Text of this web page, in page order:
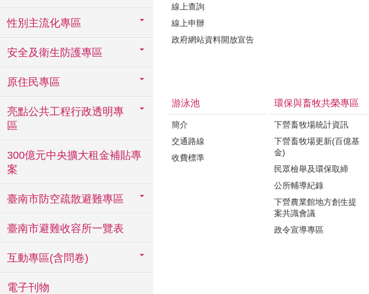
性別主流化專區
安全及衛生防護專區
原住民專區
亮點公共工程行政透明專
區
300億元中央擴大租金補貼專
案
臺南市防空疏散避難專區
臺南市避難收容所一覽表
互動專區(含問卷)
電子刊物
線上查詢
線上申辦
政府網站資料開放宣告
游泳池
簡介
交通路線
收費標準
環保與畜牧共榮專區
下營畜牧場統計資訊
下營畜牧場更新(百億基
金)
民眾檢舉及環保取締
公所輔導紀錄
下營農業館地方創生提
案共識會議
政令宣導專區